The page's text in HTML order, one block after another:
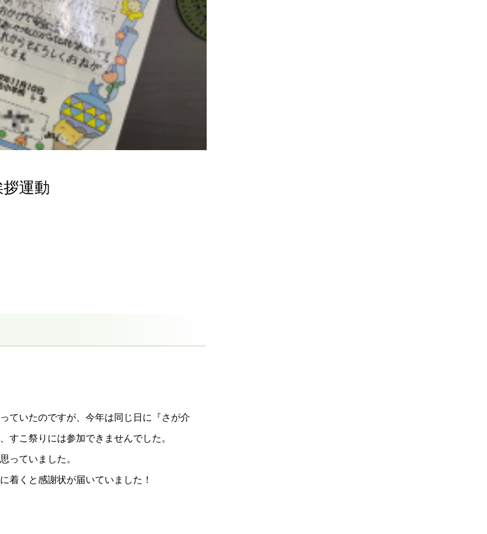
運動
ていたのですが、今年は同じ日に『さが介
すこ祭りには参加できませんでした。
っていました。
着くと感謝状が届いていました！